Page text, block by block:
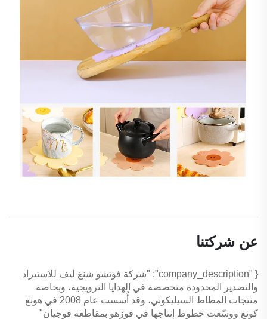
عن شركتنا
{ "company_description": "شركة فوتشو شنغ ليف للاستيراد
والتصدير المحدودة متخصصة في الهدايا الترويجية، وبخاصة
منتجات المطاط السيليكوني، وقد أُسست عام 2008 في هونغ
كونغ ووسّعت خطوط إنتاجها في فوزهو بمقاطعة فوجيان"